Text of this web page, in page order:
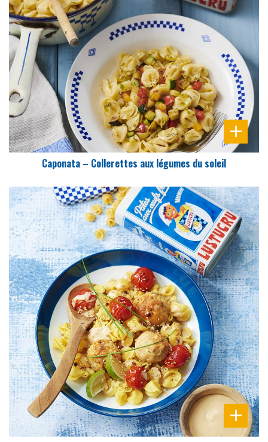
PRÉPARATION
25 Min
Caponata – Collerettes aux légumes du soleil
DIFFICULTÉ
PRÉPARATION
15 Min